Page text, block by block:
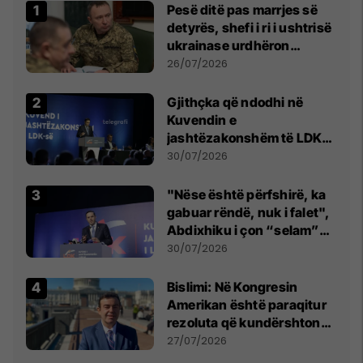
Pesë ditë pas marrjes së
detyrës, shefi i ri i ushtrisë
ukrainase urdhëron
kontroll të madh
26/07/2026
Gjithçka që ndodhi në
Kuvendin e
jashtëzakonshëm të LDK-
së
30/07/2026
"Nëse është përfshirë, ka
gabuar rëndë, nuk i falet",
Abdixhiku i çon “selam”
Përparim Ramës
30/07/2026
Bislimi: Në Kongresin
Amerikan është paraqitur
rezoluta që kundërshton
mbajtjen e Asamblesë
27/07/2026